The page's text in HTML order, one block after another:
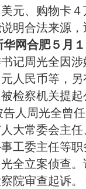
元、购物卡
明合法来源
华网合肥５月
记周光全因
人民币等，
检察机关提起
告人周光全曾
大常委会主
工委主任等
全立案侦查
院审查起诉。